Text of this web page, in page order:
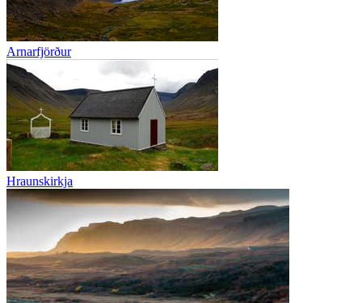
Arnarfjörður
Hraunskirkja